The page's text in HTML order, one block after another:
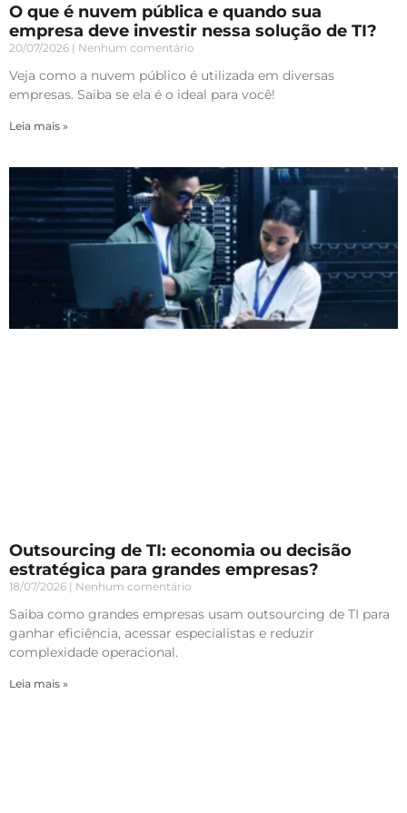
O que é nuvem pública e quando sua
empresa deve investir nessa solução de TI?
20/07/2026 Nenhum comentário
Veja como a nuvem público é utilizada em diversas
empresas. Saiba se ela é o ideal para você!
Leia mais »
Outsourcing de TI: economia ou decisão
estratégica para grandes empresas?
18/07/2026 Nenhum comentário
Saiba como grandes empresas usam outsourcing de TI para
ganhar eficiência, acessar especialistas e reduzir
complexidade operacional.
Leia mais »